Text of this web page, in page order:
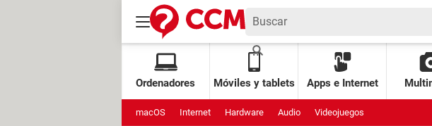
Ordenadores Móviles y tablets Apps e Internet
macOS Internet Hardware Audio Videojuegos